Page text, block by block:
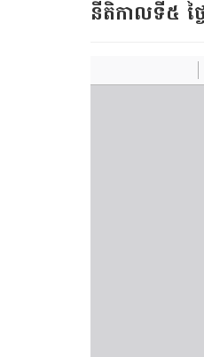
នីតិកាលទី៥ ថ្